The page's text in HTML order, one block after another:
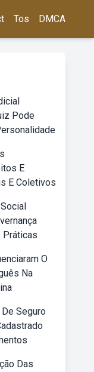
Tos DMCA
Pode
E
E Coletivos
Práticas
O
Na
Seguro
Das